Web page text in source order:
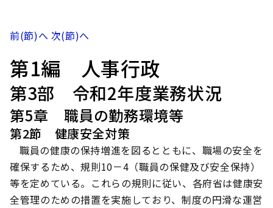
前(節)へ 次(節)へ
第1編 人事行政
第3部 令和2年度業務状況
第5章 職員の勤務環境等
第2節 健康安全対策
職員の健康の保持増進を図るとともに、職場の安全を
確保するため、規則10－4（職員の保健及び安全保持）
等を定めている。これらの規則に従い、各府省は健康安
全管理のための措置を実施しており、制度の円滑な運営